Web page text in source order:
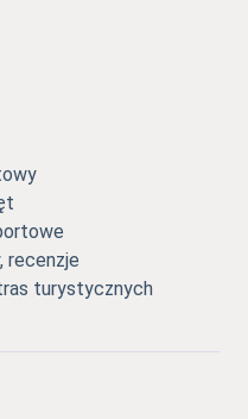
recenzje
turystycznych